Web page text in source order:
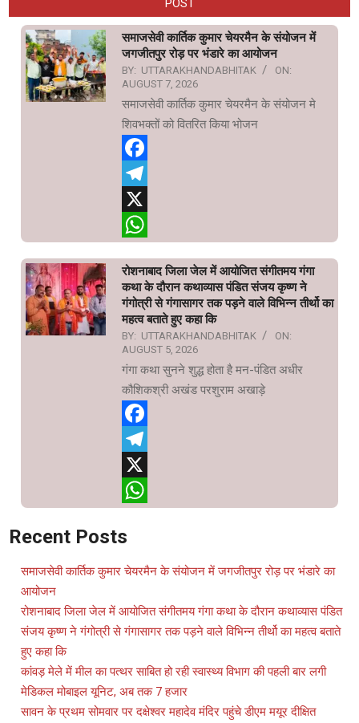
POST
समाजसेवी कार्तिक कुमार चेयरमैन के संयोजन में
जगजीतपुर रोड़ पर भंडारे का आयोजन
BY: UTTARAKHANDABHITAK
ON:
AUGUST 7, 2026
समाजसेवी कार्तिक कुमार चेयरमैन के संयोजन मे
शिवभक्तों को वितरित किया भोजन
Facebook
Telegram
X
रोशनाबाद जिला जेल में आयोजित संगीतमय गंगा
कथा के दौरान कथाव्यास पंडित संजय कृष्ण ने
गंगोत्री से गंगासागर तक पड़ने वाले विभिन्न तीर्थो का
महत्व बताते हुए कहा कि
BY: UTTARAKHANDABHITAK
ON:
AUGUST 5, 2026
गंगा कथा सुनने शुद्ध होता है मन-पंडित अधीर
कौशिकश्री अखंड परशुराम अखाड़े
Facebook
Telegram
X
Recent Posts
समाजसेवी कार्तिक कुमार चेयरमैन के संयोजन में जगजीतपुर रोड़ पर भंडारे का
आयोजन
रोशनाबाद जिला जेल में आयोजित संगीतमय गंगा कथा के दौरान कथाव्यास पंडित
संजय कृष्ण ने गंगोत्री से गंगासागर तक पड़ने वाले विभिन्न तीर्थो का महत्व बताते
हुए कहा कि
कांवड़ मेले में मील का पत्थर साबित हो रही स्वास्थ्य विभाग की पहली बार लगी
मेडिकल मोबाइल यूनिट, अब तक 7 हजार
सावन के प्रथम सोमवार पर दक्षेश्वर महादेव मंदिर पहुंचे डीएम मयूर दीक्षित